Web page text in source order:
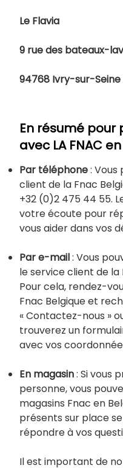
Le Flavia
9 rue des bateaux-
94768 Ivry-sur-Seine
En résumé
avec LA FNAC
Par téléphone:
client de la Fnac
+32 (0)2 475 44 55.
votre écoute pour
vous aider dans vos
Par e-mail: Vous
le service client de
Pour cela, rendez-
Fnac Belgique et
« Contactez-nous »
trouverez un
avec vos
En magasin: Si vous
personne, vous
magasins Fnac en
présents sur place
répondre à vos
Il est important de